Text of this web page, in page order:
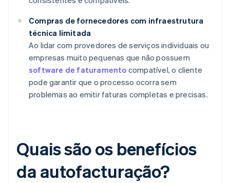
Compras de fornecedores com infraestrutura
técnica limitada
Ao lidar com provedores de serviços individuais ou
empresas muito pequenas que não possuem
software de faturamento compatível, o cliente
pode garantir que o processo ocorra sem
problemas ao emitir faturas completas e precisas.
Quais são os benefícios
da autofacturação?